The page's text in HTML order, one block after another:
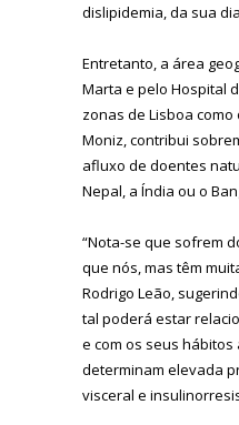
dislipidemia, da sua
Entretanto, a área
Marta e pelo Hospital
zonas de Lisboa
Moniz, contribui
afluxo de doentes
Nepal, a Índia ou o
“Nota-se que sofrem
que nós, mas têm
Rodrigo Leão,
tal poderá estar
e com os seus
determinam elevada
visceral e